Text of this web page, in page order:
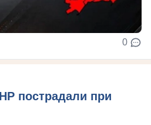
0
пострадали при